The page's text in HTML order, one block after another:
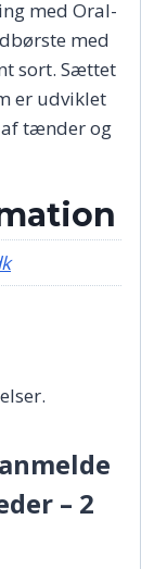
med Oral-
med
sort. Sættet
er udviklet
tænder og
– 2